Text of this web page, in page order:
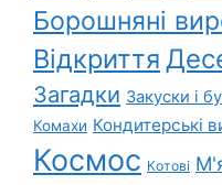
Борошняні
Відкриття
Загадки Закуски і
Комахи Кондитерські
Космос Котові